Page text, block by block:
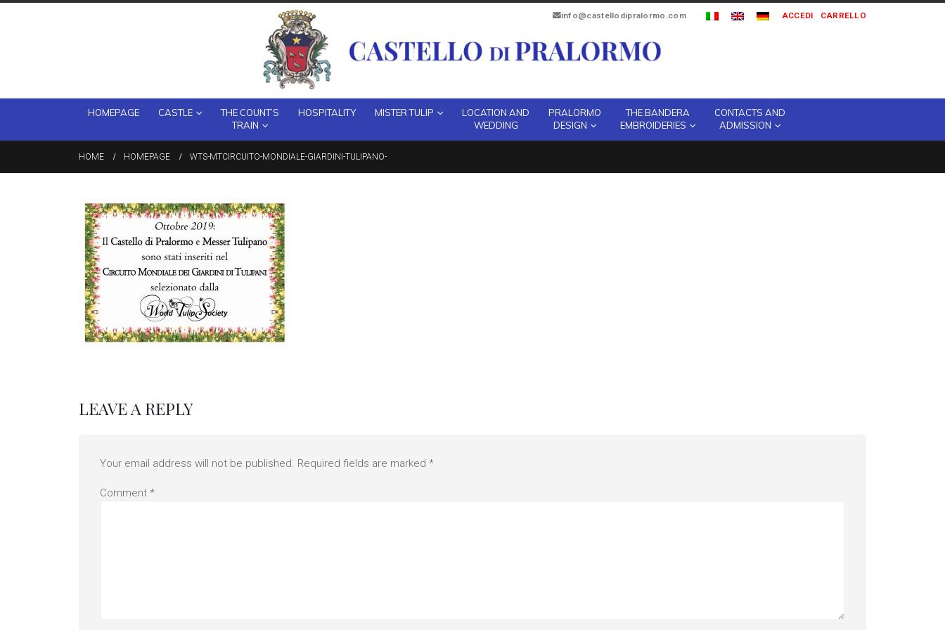
info@castellodipralormo.com ACCEDI CARRELLO
HOMEPAGE CASTLE
THE COUNT’S
TRAIN
HOSPITALITY MISTER TULIP
LOCATION AND
WEDDING
PRALORMO
DESIGN
THE BANDERA
EMBROIDERIES
CONTACTS AND
ADMISSION
HOME HOMEPAGE WTS-MTCIRCUITO-MONDIALE-GIARDINI-TULIPANO-
LEAVE A REPLY
Your email address will not be published. Required fields are marked *
Comment *